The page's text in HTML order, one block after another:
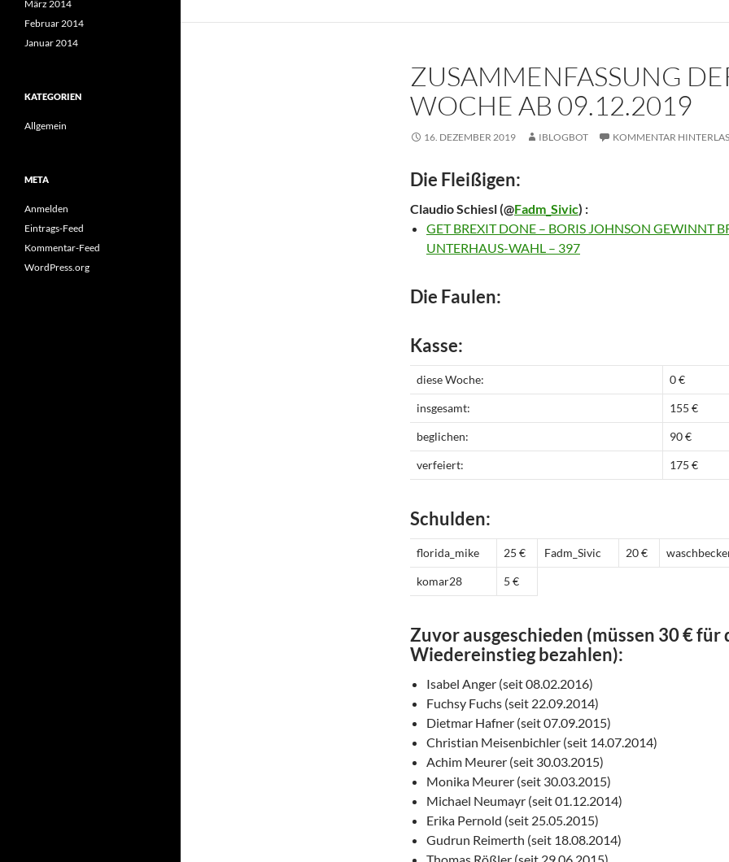
ZUSAMMENFASSUNG
WOCHE AB 09.12.2019
16. DEZEMBER 2019 IBLOGBOT KOMMENTAR
Die Fleißigen:
Claudio Schiesl(@Fadm_Sivic) :
GET BREXIT DONE – BORIS JOHNSON GEWINNT
UNTERHAUS-WAHL – 397
Die Faulen:
Kasse:
diese Woche: 0 €
insgesamt: 155 €
beglichen: 90 €
verfeiert: 175 €
Schulden:
florida_mike 25 € Fadm_Sivic 20 €
komar28 5 €
Zuvor ausgeschieden (müssen 30 € für
Wiedereinstieg bezahlen):
Isabel Anger (seit 08.02.2016)
Fuchsy Fuchs (seit 22.09.2014)
Dietmar Hafner (seit 07.09.2015)
Christian Meisenbichler (seit 14.07.2014)
Achim Meurer (seit 30.03.2015)
Monika Meurer (seit 30.03.2015)
Michael Neumayr (seit 01.12.2014)
Erika Pernold (seit 25.05.2015)
Gudrun Reimerth (seit 18.08.2014)
März 2014
Februar 2014
Januar 2014
KATEGORIEN
Allgemein
META
Anmelden
Eintrags-Feed
Kommentar-Feed
WordPress.org